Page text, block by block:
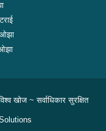
खोज~ सर्वाधिकार सुरक्षित